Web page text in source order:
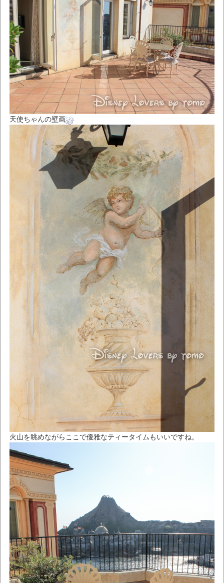
天使ちゃんの壁画
火山を眺めながらここで優雅なティータイムもいいですね。